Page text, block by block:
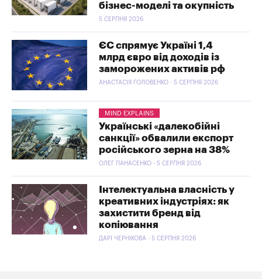
бізнес-моделі та окупність
5 СЕРПНЯ 2026
ЄС спрямує Україні 1,4
млрд євро від доходів із
заморожених активів рф
АНАСТАСІЯ ГОЛОВЕНКО - 5 СЕРПНЯ 2026
MIND EXPLAINS
Українські «далекобійні
санкції» обвалили експорт
російського зерна на 38%
ОЛЕГ ПАНАСЕНКО - 5 СЕРПНЯ 2026
Інтелектуальна власність у
креативних індустріях: як
захистити бренд від
копіювання
ДАРІ ЧЕРНІКОВА - 5 СЕРПНЯ 2026